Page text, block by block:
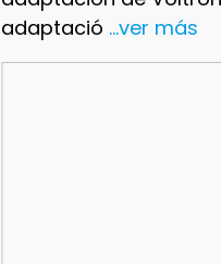
adaptació ...ver más